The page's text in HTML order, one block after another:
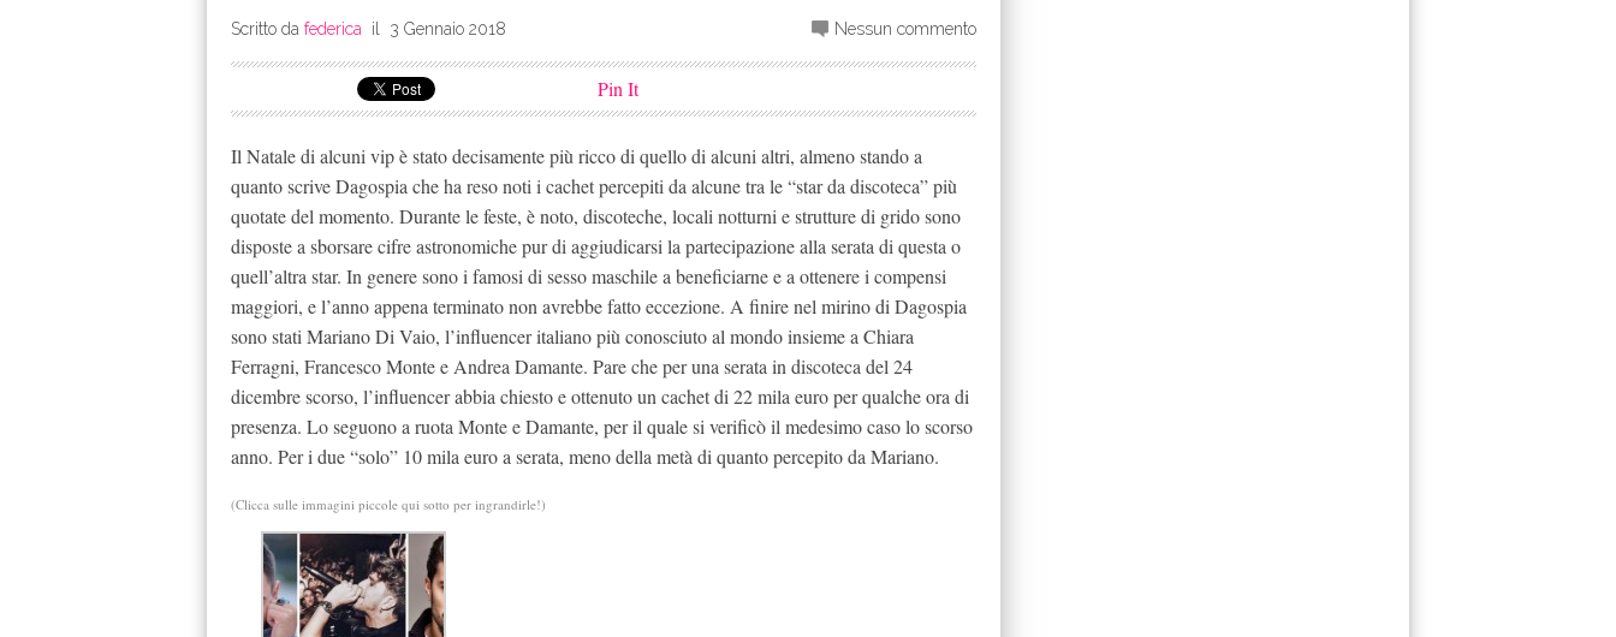
Scritto da federica il 3 Gennaio 2018 Nessun commento
Pin It
Il Natale di alcuni vip è stato decisamente più ricco di quello di alcuni altri, almeno stando a
quanto scrive Dagospia che ha reso noti i cachet percepiti da alcune tra le “star da discoteca” più
quotate del momento. Durante le feste, è noto, discoteche, locali notturni e strutture di grido sono
disposte a sborsare cifre astronomiche pur di aggiudicarsi la partecipazione alla serata di questa o
quell’altra star. In genere sono i famosi di sesso maschile a beneficiarne e a ottenere i compensi
maggiori, e l’anno appena terminato non avrebbe fatto eccezione. A finire nel mirino di Dagospia
sono stati Mariano Di Vaio, l’influencer italiano più conosciuto al mondo insieme a Chiara
Ferragni, Francesco Monte e Andrea Damante. Pare che per una serata in discoteca del 24
dicembre scorso, l’influencer abbia chiesto e ottenuto un cachet di 22 mila euro per qualche ora di
presenza. Lo seguono a ruota Monte e Damante, per il quale si verificò il medesimo caso lo scorso
anno. Per i due “solo” 10 mila euro a serata, meno della metà di quanto percepito da Mariano.
(Clicca sulle immagini piccole qui sotto per ingrandirle!)